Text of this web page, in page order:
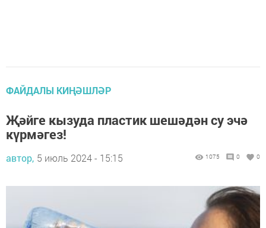
ФАЙДАЛЫ КИҢӘШЛӘР
Җәйге кызуда пластик шешәдән су эчә
күрмәгез!
автор, 5 июль 2024 - 15:15 1075 0 0